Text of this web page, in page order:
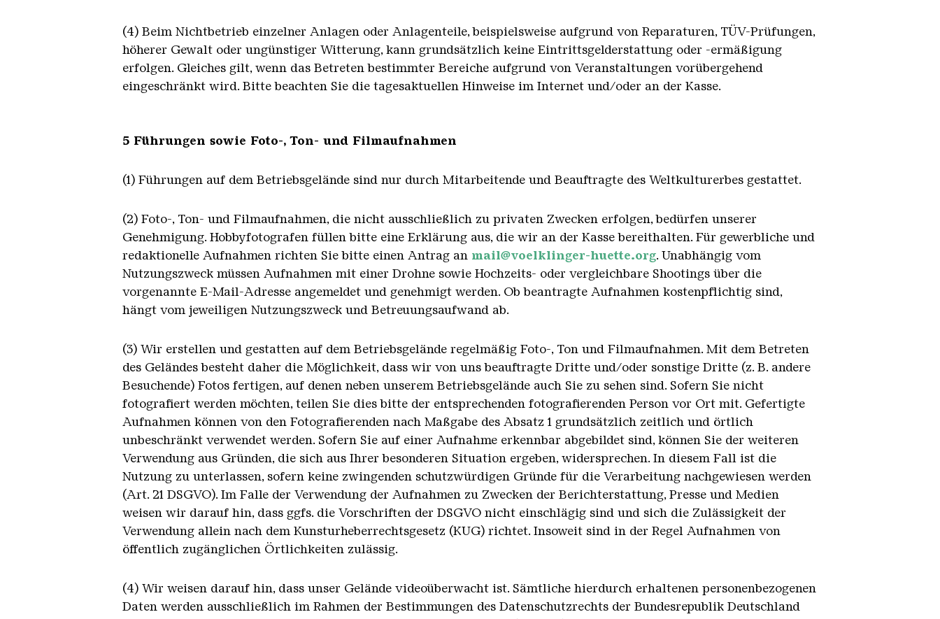
(4) Beim Nichtbetrieb einzelner Anlagen oder Anlagenteile, beispielsweise aufgrund von Reparaturen, TÜV-Prüfungen,
höherer Gewalt oder ungünstiger Witterung, kann grundsätzlich keine Eintrittsgelderstattung oder -ermäßigung
erfolgen. Gleiches gilt, wenn das Betreten bestimmter Bereiche aufgrund von Veranstaltungen vorübergehend
eingeschränkt wird. Bitte beachten Sie die tagesaktuellen Hinweise im Internet und/oder an der Kasse.
5 Führungen sowie Foto-, Ton- und Filmaufnahmen
(1) Führungen auf dem Betriebsgelände sind nur durch Mitarbeitende und Beauftragte des Weltkulturerbes gestattet.
(2) Foto-, Ton- und Filmaufnahmen, die nicht ausschließlich zu privaten Zwecken erfolgen, bedürfen unserer
Genehmigung. Hobbyfotografen füllen bitte eine Erklärung aus, die wir an der Kasse bereithalten. Für gewerbliche und
redaktionelle Aufnahmen richten Sie bitte einen Antrag an mail@voelklinger-huette.org. Unabhängig vom
Nutzungszweck müssen Aufnahmen mit einer Drohne sowie Hochzeits- oder vergleichbare Shootings über die
vorgenannte E-Mail-Adresse angemeldet und genehmigt werden. Ob beantragte Aufnahmen kostenpflichtig sind,
hängt vom jeweiligen Nutzungszweck und Betreuungsaufwand ab.
(3) Wir erstellen und gestatten auf dem Betriebsgelände regelmäßig Foto-, Ton und Filmaufnahmen. Mit dem Betreten
des Geländes besteht daher die Möglichkeit, dass wir von uns beauftragte Dritte und/oder sonstige Dritte (z. B. andere
Besuchende) Fotos fertigen, auf denen neben unserem Betriebsgelände auch Sie zu sehen sind. Sofern Sie nicht
fotografiert werden möchten, teilen Sie dies bitte der entsprechenden fotografierenden Person vor Ort mit. Gefertigte
Aufnahmen können von den Fotografierenden nach Maßgabe des Absatz 1 grundsätzlich zeitlich und örtlich
unbeschränkt verwendet werden. Sofern Sie auf einer Aufnahme erkennbar abgebildet sind, können Sie der weiteren
Verwendung aus Gründen, die sich aus Ihrer besonderen Situation ergeben, widersprechen. In diesem Fall ist die
Nutzung zu unterlassen, sofern keine zwingenden schutzwürdigen Gründe für die Verarbeitung nachgewiesen werden
(Art. 21 DSGVO). Im Falle der Verwendung der Aufnahmen zu Zwecken der Berichterstattung, Presse und Medien
weisen wir darauf hin, dass ggfs. die Vorschriften der DSGVO nicht einschlägig sind und sich die Zulässigkeit der
Verwendung allein nach dem Kunsturheberrechtsgesetz (KUG) richtet. Insoweit sind in der Regel Aufnahmen von
öffentlich zugänglichen Örtlichkeiten zulässig.
(4) Wir weisen darauf hin, dass unser Gelände videoüberwacht ist. Sämtliche hierdurch erhaltenen personenbezogenen
Daten werden ausschließlich im Rahmen der Bestimmungen des Datenschutzrechts der Bundesrepublik Deutschland